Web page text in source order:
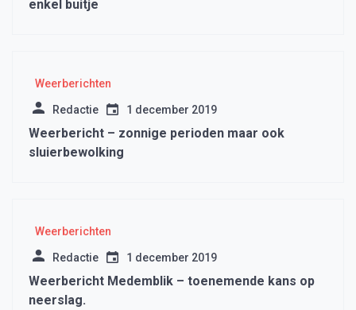
enkel buitje
Weerberichten
Redactie 1 december 2019
Weerbericht – zonnige perioden maar ook
sluierbewolking
Weerberichten
Redactie 1 december 2019
Weerbericht Medemblik – toenemende kans op
neerslag.